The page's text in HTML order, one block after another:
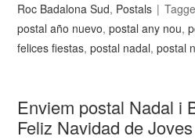
Roc Badalona Sud, Postals
postal año nuevo,postal any nou,
felices fiestas,postal nadal,postal
Enviem postal Nadal i
Feliz Navidad de Joves